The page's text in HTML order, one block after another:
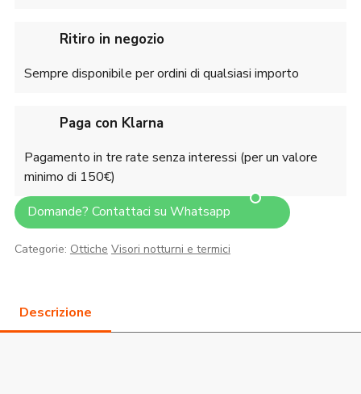
Ritiro in negozio
Sempre disponibile per ordini di qualsiasi importo
Paga con Klarna
Pagamento in tre rate senza interessi (per un valore
minimo di 150€)
Domande? Contattaci su Whatsapp
Categorie: Ottiche Visori notturni e termici